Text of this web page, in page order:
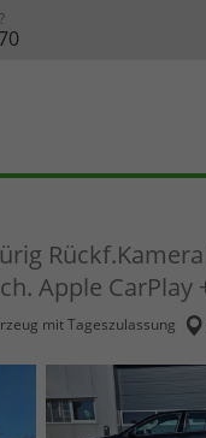
Apple CarPlay
mit Tageszulassung